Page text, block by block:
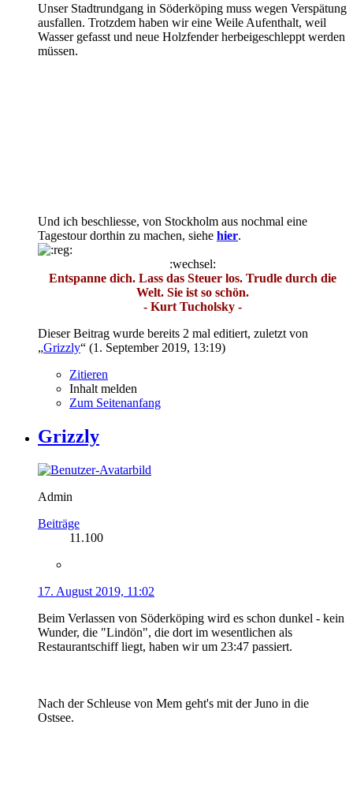
Unser Stadtrundgang in Söderköping muss wegen Verspätung
ausfallen. Trotzdem haben wir eine Weile Aufenthalt, weil
Wasser gefasst und neue Holzfender herbeigeschleppt werden
müssen.
Und ich beschliesse, von Stockholm aus nochmal eine
Tagestour dorthin zu machen, siehe hier.
:wechsel:
Entspanne dich. Lass das Steuer los. Trudle durch die
Welt. Sie ist so schön.
- Kurt Tucholsky -
Dieser Beitrag wurde bereits 2 mal editiert, zuletzt von
„Grizzly“ (1. September 2019, 13:19)
Zitieren
Inhalt melden
Zum Seitenanfang
Grizzly
Admin
Beiträge
11.100
17. August 2019, 11:02
Beim Verlassen von Söderköping wird es schon dunkel - kein
Wunder, die "Lindön", die dort im wesentlichen als
Restaurantschiff liegt, haben wir um 23:47 passiert.
Nach der Schleuse von Mem geht's mit der Juno in die
Ostsee.